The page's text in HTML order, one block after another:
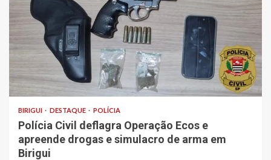
BIRIGUI DESTAQUE POLÍCIA
Polícia Civil deflagra Operação Ecos e
apreende drogas e simulacro de arma em
Birigui